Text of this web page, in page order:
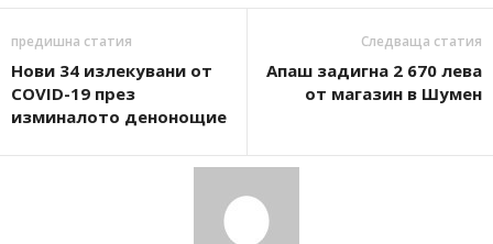
предишна статия
Нови 34 излекувани от
COVID-19 през
изминалото денонощие
Следваща статия
Апаш задигна 2 670 лева
от магазин в Шумен